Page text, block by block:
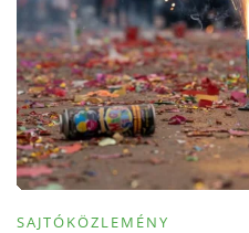
SAJTÓKÖZLEMÉNY